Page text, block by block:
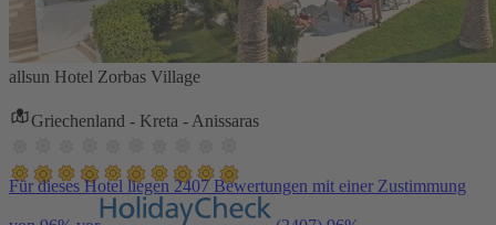
allsun Hotel Zorbas Village
Griechenland - Kreta - Anissaras
Für dieses Hotel liegen 2407 Bewertungen mit einer Zustimmung